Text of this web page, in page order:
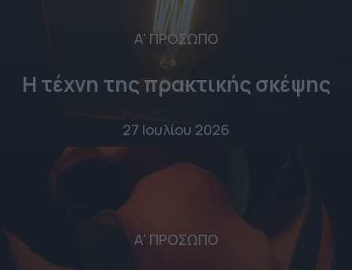
Α' ΠΡΟΣΩΠΟ
Η τέχνη της πρακτικής σκέψης
27 Ιουλίου 2026
Α' ΠΡΟΣΩΠΟ